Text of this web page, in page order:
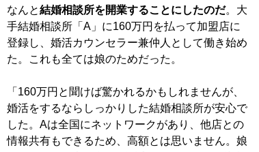
なんと結婚相談所を開業することにしたのだ。大
手結婚相談所「A」に160万円を払って加盟店に
登録し、婚活カウンセラー兼仲人として働き始め
た。これも全ては娘のためだった。
「160万円と聞けば驚かれるかもしれませんが、
婚活をするならしっかりした結婚相談所が安心で
した。Aは全国にネットワークがあり、他店との
情報共有もできるため、高額とは思いません。娘